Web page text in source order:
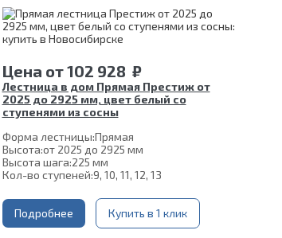
Срок гарантии (на металлокаркас):25 лет
Цена от102 928 ₽
Лестница в дом Прямая Престиж от
2025 до 2925 мм, цвет белый со
ступенями из сосны
Форма лестницы:Прямая
Высота:от 2025 до 2925 мм
Высота шага:225 мм
Кол-во ступеней:9, 10, 11, 12, 13
Угол наклона:45°
Ширина марша:
900 мм
Глубина ступени:
300 мм
Подробнее Купить в 1 клик